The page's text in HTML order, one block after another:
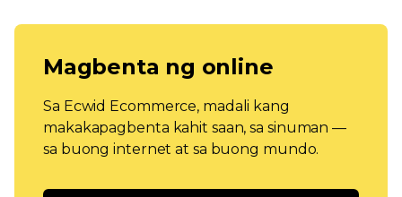
Magbenta ng online
Sa Ecwid Ecommerce, madali kang
makakapagbenta kahit saan, sa sinuman —
sa buong internet at sa buong mundo.